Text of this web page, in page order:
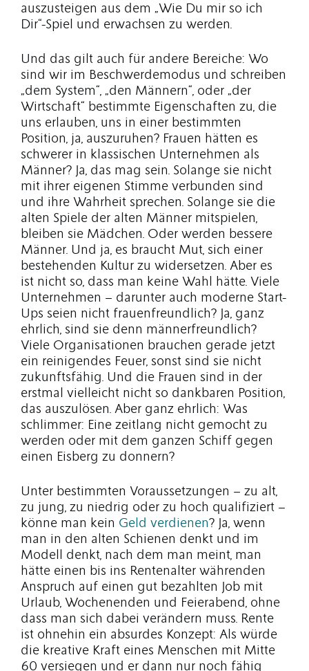
auszusteigen aus dem „Wie Du mir so ich
Dir“-Spiel und erwachsen zu werden.
Und das gilt auch für andere Bereiche: Wo
sind wir im Beschwerdemodus und schreiben
„dem System“, „den Männern“, oder „der
Wirtschaft“ bestimmte Eigenschaften zu, die
uns erlauben, uns in einer bestimmten
Position, ja, auszuruhen? Frauen hätten es
schwerer in klassischen Unternehmen als
Männer? Ja, das mag sein. Solange sie nicht
mit ihrer eigenen Stimme verbunden sind
und ihre Wahrheit sprechen. Solange sie die
alten Spiele der alten Männer mitspielen,
bleiben sie Mädchen. Oder werden bessere
Männer. Und ja, es braucht Mut, sich einer
bestehenden Kultur zu widersetzen. Aber es
ist nicht so, dass man keine Wahl hätte. Viele
Unternehmen – darunter auch moderne Start-
Ups seien nicht frauenfreundlich? Ja, ganz
ehrlich, sind sie denn männerfreundlich?
Viele Organisationen brauchen gerade jetzt
ein reinigendes Feuer, sonst sind sie nicht
zukunftsfähig. Und die Frauen sind in der
erstmal vielleicht nicht so dankbaren Position,
das auszulösen. Aber ganz ehrlich: Was
schlimmer: Eine zeitlang nicht gemocht zu
werden oder mit dem ganzen Schiff gegen
einen Eisberg zu donnern?
Unter bestimmten Voraussetzungen – zu alt,
zu jung, zu niedrig oder zu hoch qualifiziert –
könne man kein Geld verdienen? Ja, wenn
man in den alten Schienen denkt und im
Modell denkt, nach dem man meint, man
hätte einen bis ins Rentenalter währenden
Anspruch auf einen gut bezahlten Job mit
Urlaub, Wochenenden und Feierabend, ohne
dass man sich dabei verändern muss. Rente
ist ohnehin ein absurdes Konzept: Als würde
die kreative Kraft eines Menschen mit Mitte
60 versiegen und er dann nur noch fähig